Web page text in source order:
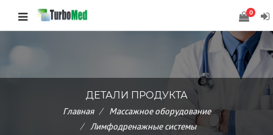
0
ДЕТАЛИ ПРОДУКТА
Главная
Массажное оборудование
Лимфодренажные системы